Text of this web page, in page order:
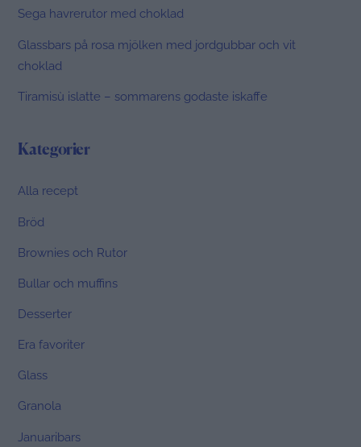
Sega havrerutor med choklad
Glassbars på rosa mjölken med jordgubbar och vit
choklad
Tiramisù islatte – sommarens godaste iskaffe
Kategorier
Alla recept
Bröd
Brownies och Rutor
Bullar och muffins
Desserter
Era favoriter
Glass
Granola
Januaribars